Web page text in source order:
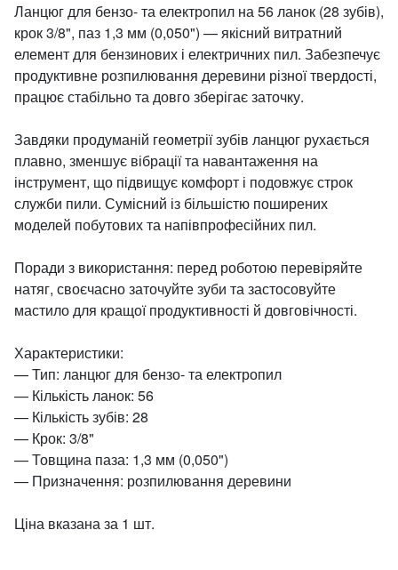
Ланцюг для бензо- та електропил на 56 ланок (28 зубів),
крок 3/8", паз 1,3 мм (0,050") — якісний витратний
елемент для бензинових і електричних пил. Забезпечує
продуктивне розпилювання деревини різної твердості,
працює стабільно та довго зберігає заточку.
Завдяки продуманій геометрії зубів ланцюг рухається
плавно, зменшує вібрації та навантаження на
інструмент, що підвищує комфорт і подовжує строк
служби пили. Сумісний із більшістю поширених
моделей побутових та напівпрофесійних пил.
Поради з використання: перед роботою перевіряйте
натяг, своєчасно заточуйте зуби та застосовуйте
мастило для кращої продуктивності й довговічності.
Характеристики:
— Тип: ланцюг для бензо- та електропил
— Кількість ланок: 56
— Кількість зубів: 28
— Крок: 3/8"
— Товщина паза: 1,3 мм (0,050")
— Призначення: розпилювання деревини
Ціна вказана за 1 шт.